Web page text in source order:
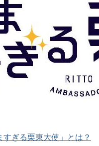
すぎる栗東大使」とは？